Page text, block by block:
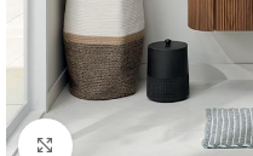
Cliquer pour agrandir